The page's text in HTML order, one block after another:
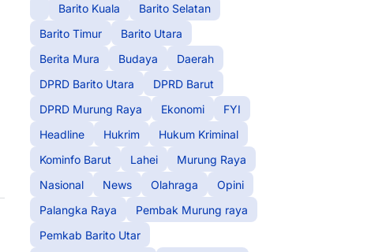
Barito Kuala
Barito Selatan
Barito Timur
Barito Utara
Berita Mura
Budaya
Daerah
DPRD Barito Utara
DPRD Barut
DPRD Murung Raya
Ekonomi
FYI
Headline
Hukrim
Hukum Kriminal
Kominfo Barut
Lahei
Murung Raya
Nasional
News Olahraga
Opini
Palangka Raya
Pembak Murung raya
Pemkab Barito Utar